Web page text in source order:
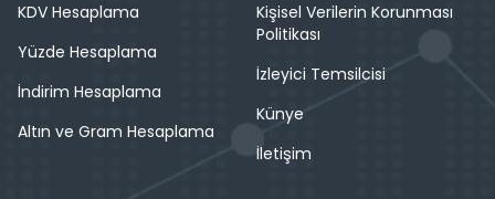
KDV Hesaplama
Yüzde Hesaplama
İndirim Hesaplama
Altın ve Gram Hesaplama
Kişisel Verilerin Korunması
Politikası
İzleyici Temsilcisi
Künye
İletişim